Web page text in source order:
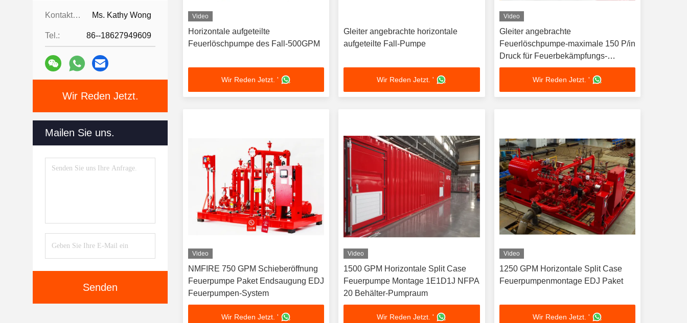
(11)
Dieselkraftstoff-Behälter(6)
Kontaktpersonen: Ms. Kathy Wong
Tel.: 86--18627949609
Wir Reden Jetzt.
Mailen Sie uns.
Senden
Video
Horizontale aufgeteilte
Feuerlöschpumpe des Fall-500GPM
Wir Reden Jetzt. '
Gleiter angebrachte horizontale
aufgeteilte Fall-Pumpe
Wir Reden Jetzt. '
Video
Gleiter angebrachte
Feuerlöschpumpe-maximale 150 P/in
Druck für Feuerbekämpfungs-
Anwendungen
Wir Reden Jetzt. '
Video
NMFIRE 750 GPM Schieberöffnung
Feuerpumpe Paket Endsaugung EDJ
Feuerpumpen-System
Wir Reden Jetzt. '
Video
1500 GPM Horizontale Split Case
Feuerpumpe Montage 1E1D1J NFPA
20 Behälter-Pumpraum
Wir Reden Jetzt. '
Video
1250 GPM Horizontale Split Case
Feuerpumpenmontage EDJ Paket
Wir Reden Jetzt. '